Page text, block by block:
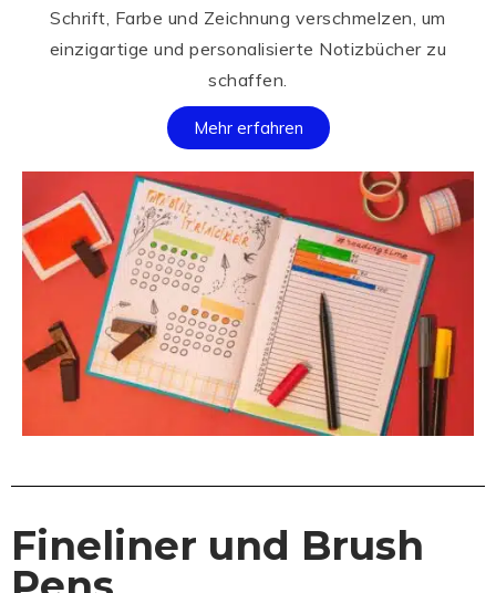
Schrift, Farbe und Zeichnung verschmelzen, um
einzigartige und personalisierte Notizbücher zu
schaffen.
Mehr erfahren
Fineliner und Brush